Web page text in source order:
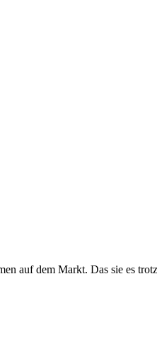
auf dem Markt. Das sie es